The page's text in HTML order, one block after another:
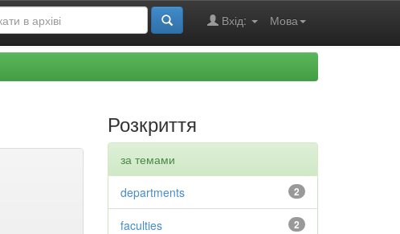
Мова
Вхід:
Розкриття
за темами
2
departments
2
faculties